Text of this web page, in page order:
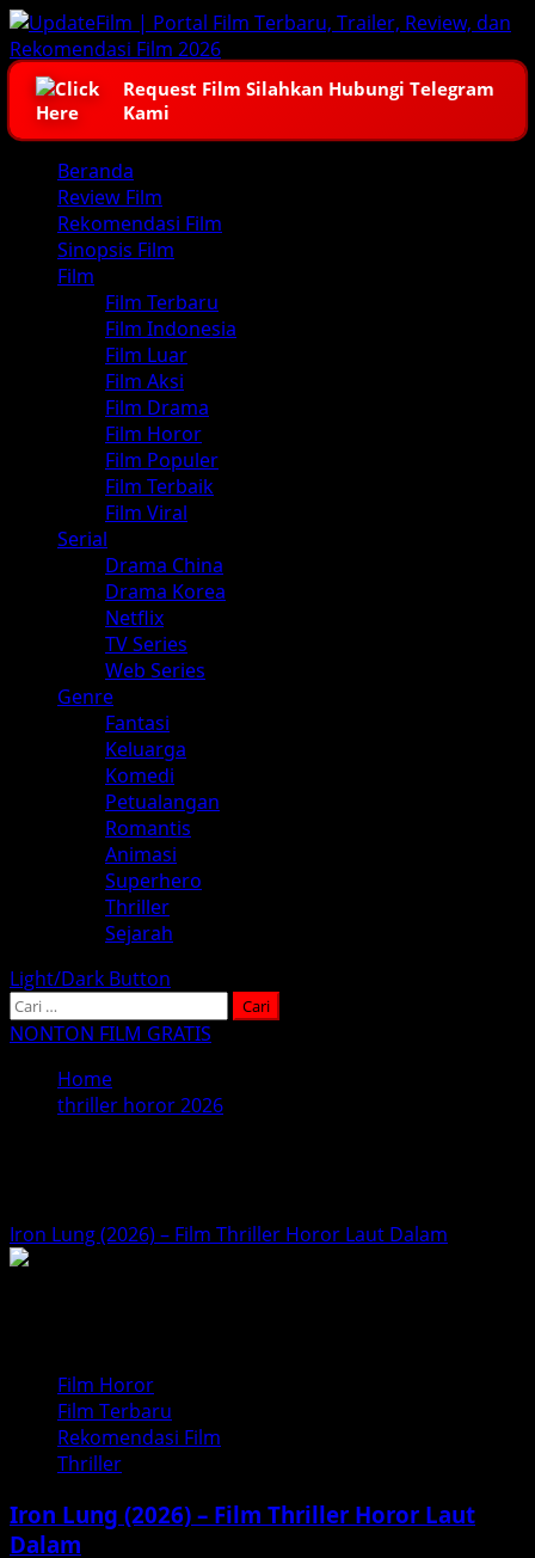
Skip
to
content
Request Film Silahkan Hubungi Telegram
Kami
Primary
Menu
Beranda
Review Film
Rekomendasi Film
Sinopsis Film
Film
Film Terbaru
Film Indonesia
Film Luar
Film Aksi
Film Drama
Film Horor
Film Populer
Film Terbaik
Film Viral
Serial
Drama China
Drama Korea
Netflix
TV Series
Web Series
Genre
Fantasi
Keluarga
Komedi
Petualangan
Romantis
Animasi
Superhero
Thriller
Sejarah
Light/Dark Button
Cari
untuk:
NONTON FILM GRATIS
Home
thriller horor 2026
Iron Lung (2026) – Film Thriller Horor Laut Dalam
Film Horor
Film Terbaru
Rekomendasi Film
Thriller
Iron Lung (2026) – Film Thriller Horor Laut
Dalam